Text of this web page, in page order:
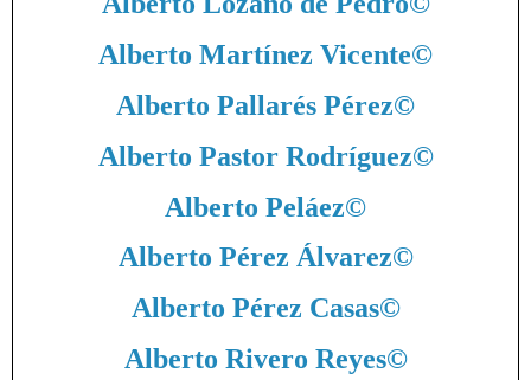
Alberto Martínez Vicente©
Alberto Pallarés Pérez©
Alberto Pastor Rodríguez©
Alberto Peláez©
Alberto Pérez Álvarez©
Alberto Pérez Casas©
Alberto Rivero Reyes©